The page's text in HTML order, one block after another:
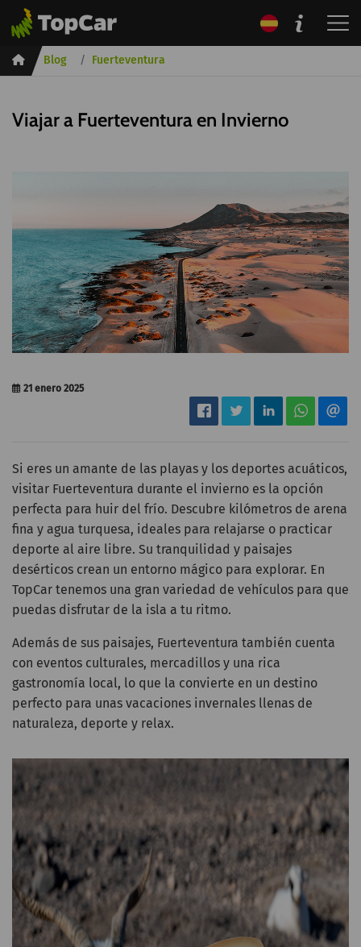
InicioBlog Fuerteventura
Viajar a Fuerteventura en Invierno
21 enero 2025
Si eres un amante de las playas y los deportes acuáticos,
visitar Fuerteventura durante el invierno es la opción
perfecta para huir del frío. Descubre kilómetros de arena
fina y agua turquesa, ideales para relajarse o practicar
deporte al aire libre. Su tranquilidad y paisajes
desérticos crean un entorno mágico para explorar. En
TopCar tenemos una gran variedad de vehículos para que
puedas disfrutar de la isla a tu ritmo.
Además de sus paisajes, Fuerteventura también cuenta
con eventos culturales, mercadillos y una rica
gastronomía local, lo que la convierte en un destino
perfecto para unas vacaciones invernales llenas de
naturaleza, deporte y relax.